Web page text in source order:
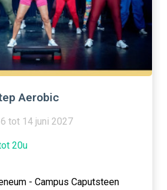
Aerobic
tot 14 juni 2027
20u
- Campus Caputsteen